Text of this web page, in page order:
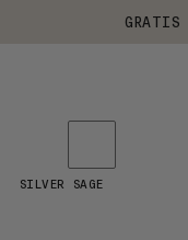
GRATIS
SILVER SAGE